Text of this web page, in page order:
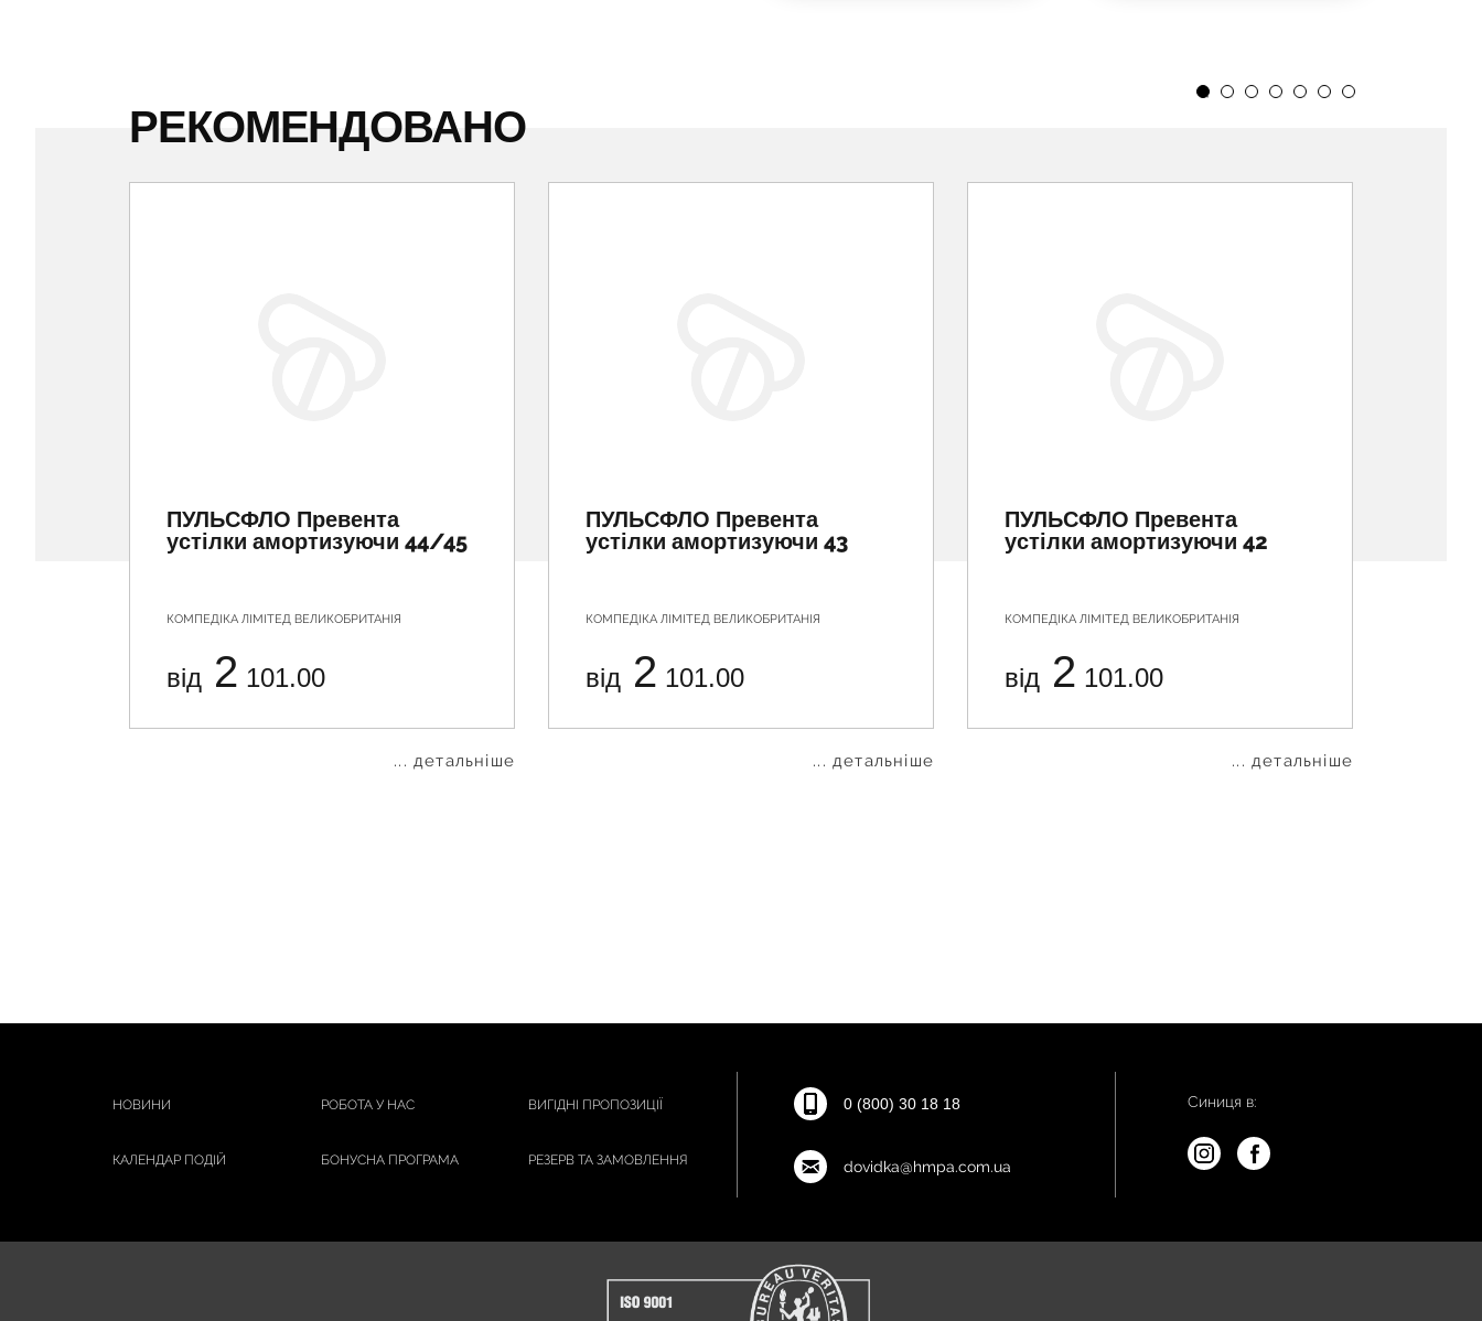
РЕКОМЕНДОВАНО
ПУЛЬСФЛО Превента
устілки амортизуючи 44/45
КОМПЕДІКА ЛІМІТЕД ВЕЛИКОБРИТАНІЯ
від 2 101.00
... детальніше
ПУЛЬСФЛО Превента
устілки амортизуючи 43
КОМПЕДІКА ЛІМІТЕД ВЕЛИКОБРИТАНІЯ
від 2 101.00
... детальніше
ПУЛЬСФЛО Превента
устілки амортизуючи 42
КОМПЕДІКА ЛІМІТЕД ВЕЛИКОБРИТАНІЯ
від 2 101.00
... детальніше
НОВИНИ РОБОТА У НАС ВИГІДНІ ПРОПОЗИЦІЇ
КАЛЕНДАР ПОДІЙ БОНУСНА ПРОГРАМА РЕЗЕРВ ТА ЗАМОВЛЕННЯ
0 (800) 30 18 18
dovidka@hmpa.com.ua
Синиця в: